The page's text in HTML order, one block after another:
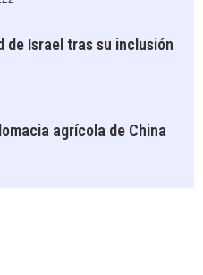
de Israel tras su inclusión
agrícola de China